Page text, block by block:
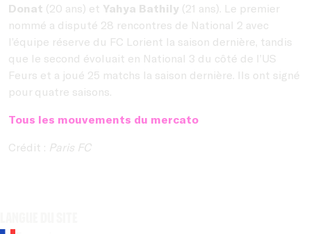
Donat (20 ans) et Yahya Bathily (21 ans). Le premier
nommé a disputé 28 rencontres de National 2 avec
l’équipe réserve du FC Lorient la saison dernière, tandis
que le second évoluait en National 3 du côté de l’US
Feurs et a joué 25 matchs la saison dernière. Ils ont signé
pour quatre saisons.
Tous les mouvements du mercato
Crédit : Paris FC